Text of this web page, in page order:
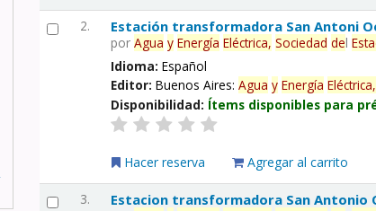
2. Estación transformadora San Antoni
porAgua y Energía Eléctrica, Sociedad del
Idioma:Español
Editor:Buenos Aires:Agua y Energía Eléctrica,
Disponibilidad: Ítems disponibles para
Hacer reserva Agregar al carrito
3. Estacion transformadora San Antonio